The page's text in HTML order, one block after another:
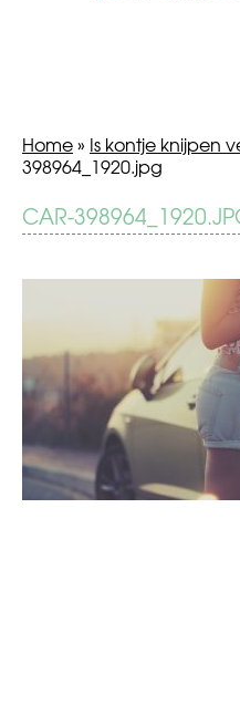
Home» Is kontje knijpen
398964_1920.jpg
CAR-
BERICHT
NAVIGATIE
Is
kontje
verboden?